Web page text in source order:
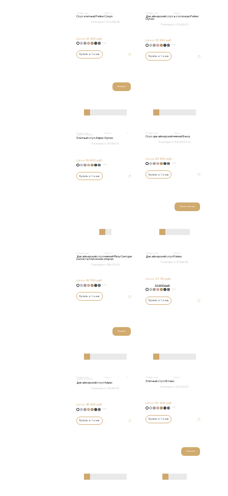
Обеденные Стулья
Стул элитный Рейно Слоуп
Размеры от: 82х58х58
Цена: 33 300 руб.
+152
Купить в 1 клик
Обеденные Стулья
Дизайнерский стул в столовую Рейно
Оупен
Размеры от: 82х61х55
Цена:33 300 руб.
+152
Купить в 1 клик
Шоурум
Обеденные Стулья
подлокотниками
Элитный стул Айрис Оупен
Размеры от:76х66х55
Цена: 56 600 руб.
+152
Купить в 1 клик
Обеденные Стулья
Стул дизайнерский мягкий Бенд
Размеры от: 84х55х63 см
Цена:50 900 руб.
+152
Купить в 1 клик
Обеденные Стулья
Дизайнерский стул мягкий Мид-Сентури
на металлических опорах
Размеры от: 88х52х59
Цена: 43 700 руб.
+152
Купить в 1 клик
Промо месяца
Обеденные Стулья
Дизайнерский стул Рейно
Размеры от:77х58х58
Цена:27 710 руб.
32 600 руб.
+152
Купить в 1 клик
Шоурум
Дизайнерский стул Айрис
Размеры от: 76х66х55
Цена: 49 300 руб.
+152
Купить в 1 клик
Элитный стул Флакс
Размеры от: 83х50х57
Цена:53 200 руб.
+152
Купить в 1 клик
Новинка